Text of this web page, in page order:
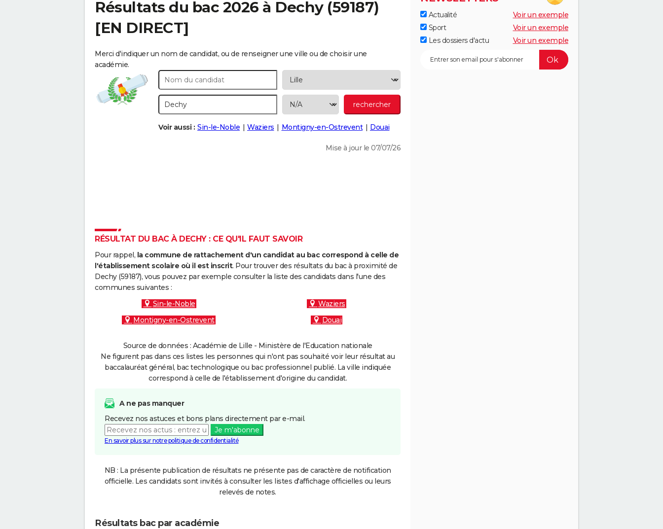
Résultats du bac 2026 à Dechy(59187)
[EN DIRECT]
Merci d'indiquer un nom de candidat, ou de renseigner une ville ou de choisir une
académie.
Voir aussi : Sin-le-Noble Waziers Montigny-en-Ostrevent Douai
Mise à jour le 07/07/26
RÉSULTAT DU BAC À DECHY : CE QU'IL FAUT SAVOIR
Pour rappel, la commune de rattachement d'un candidat au bac correspond à celle de
l'établissement scolaire où il est inscrit. Pour trouver des résultats du bac à proximité de
Dechy (59187), vous pouvez par exemple consulter la liste des candidats dans l'une des
communes suivantes :
Sin-le-Noble
Waziers
Montigny-en-Ostrevent
Douai
Source de données : Académie de Lille - Ministère de l'Education nationale
Ne figurent pas dans ces listes les personnes qui n'ont pas souhaité voir leur résultat au
baccalauréat général, bac technologique ou bac professionnel publié. La ville indiquée
correspond à celle de l'établissement d'origine du candidat.
A ne pas manquer
Recevez nos astuces et bons plans directement par e-mail.
Je m'abonne
En savoir plus sur notre politique de confidentialité
NB : La présente publication de résultats ne présente pas de caractère de notification
officielle. Les candidats sont invités à consulter les listes d'affichage officielles ou leurs
relevés de notes.
Résultats bac par académie
Actualité
Voir un exemple
Sport
Voir un exemple
Les dossiers d'actu
Voir un exemple